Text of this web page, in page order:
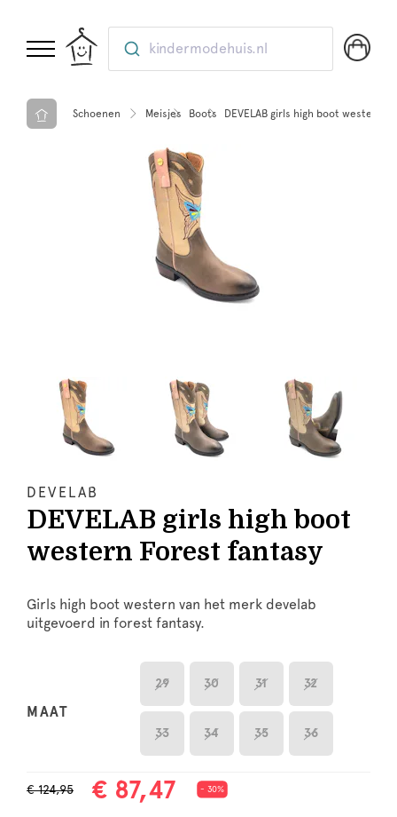
kindermodehuis.nl
Schoenen Meisjes Boots DEVELAB girls high boot western
DEVELAB
DEVELAB girls high boot
western Forest fantasy
Girls high boot western van het merk develab
uitgevoerd in forest fantasy.
MAAT
29 30 31 32
33 34 35 36
€ 124,95 € 87,47 - 30%